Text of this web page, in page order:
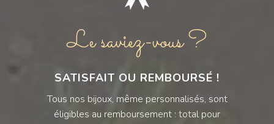
Le saviez-vous ?
SATISFAIT OU REMBOURSÉ !
Tous nos bijoux, même personnalisés, sont
éligibles au remboursement : total pour